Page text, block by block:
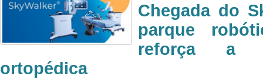
Chegada do
parque
reforça a
ortopédica